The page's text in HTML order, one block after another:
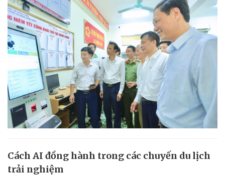
Cách AI đồng hành trong các chuyến du lịch
trải nghiệm